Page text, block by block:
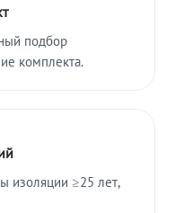
подбор
комплекта.
изоляции ≥25 лет,